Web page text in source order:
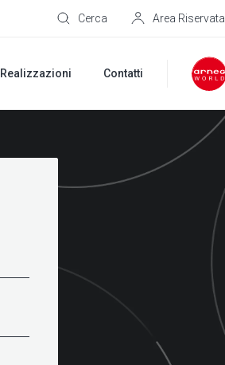
Cerca Area Riservata
Realizzazioni Contatti